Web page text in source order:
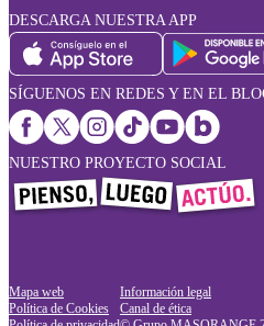
DESCARGA NUESTRA APP
SÍGUENOS EN REDES Y EN EL
NUESTRO PROYECTO SOCIAL
Mapa web
Política de Cookies
Información legal
Canal de ética